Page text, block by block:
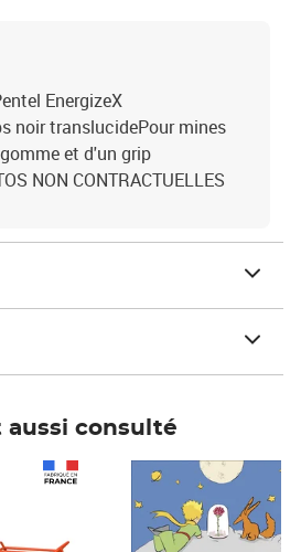
EnergizeX
noir translucidePour mines
et d'un grip
NON CONTRACTUELLES
aussi consulté
Prix 7,50€